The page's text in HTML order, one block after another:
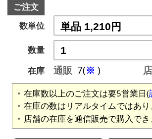
ご注文
数単位
数量
在庫
通販 7(※ )
在庫数以上のご注文は要5営業日(
在庫の数はリアルタイムではあり
店舗の在庫を通信販売で購入でき